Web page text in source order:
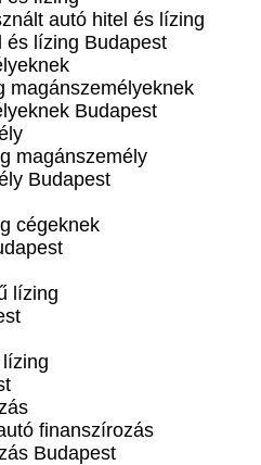
autó hitel és lízing
és lízing Budapest
magánszemélyeknek
Budapest
magánszemély
Budapest
cégeknek
lízing
finanszírozás
Budapest